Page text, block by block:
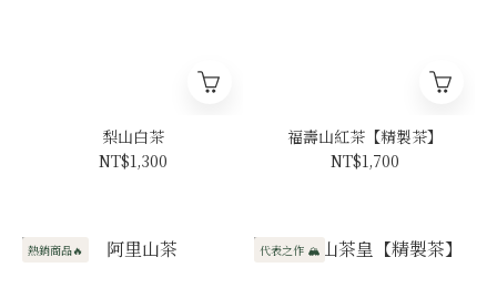
梨山白茶
NT$1,300
福壽山紅茶【精製茶】
NT$1,700
熱銷商品🔥 代表之作 🏔️